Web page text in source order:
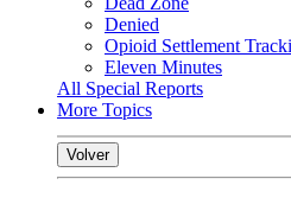
Denied
Opioid Settlement
Eleven Minutes
All Special Reports
More Topics
Volver